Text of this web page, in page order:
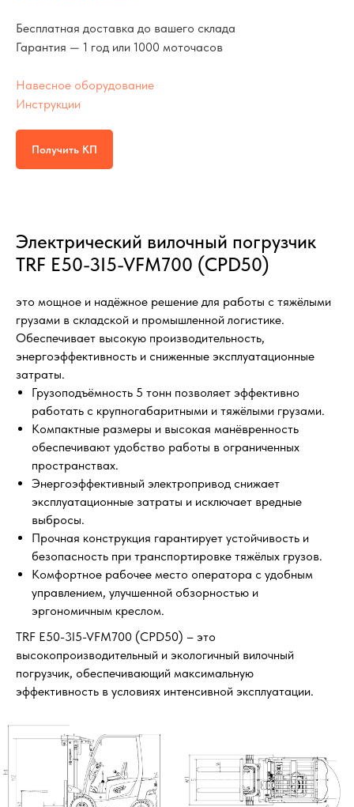
Бесплатная доставка до вашего склада
Гарантия — 1 год или 1000 моточасов
Навесное оборудование
Инструкции
Получить КП
Электрический вилочный погрузчик
TRF E50-3I5-VFM700 (CPD50)
это мощное и надёжное решение для работы с тяжёлыми
грузами в складской и промышленной логистике.
Обеспечивает высокую производительность,
энергоэффективность и сниженные эксплуатационные
затраты.
Грузоподъёмность 5 тонн позволяет эффективно
работать с крупногабаритными и тяжёлыми грузами.
Компактные размеры и высокая манёвренность
обеспечивают удобство работы в ограниченных
пространствах.
Энергоэффективный электропривод снижает
эксплуатационные затраты и исключает вредные
выбросы.
Прочная конструкция гарантирует устойчивость и
безопасность при транспортировке тяжёлых грузов.
Комфортное рабочее место оператора с удобным
управлением, улучшенной обзорностью и
эргономичным креслом.
TRF E50-3I5-VFM700 (CPD50) – это
высокопроизводительный и экологичный вилочный
погрузчик, обеспечивающий максимальную
эффективность в условиях интенсивной эксплуатации.